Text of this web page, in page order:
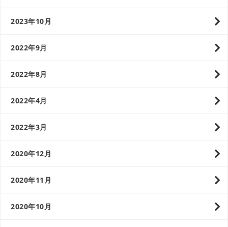
2023年10月
2022年9月
2022年8月
2022年4月
2022年3月
2020年12月
2020年11月
2020年10月